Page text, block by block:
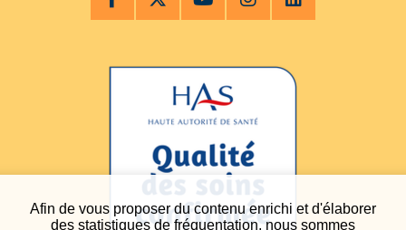
Afin de vous proposer du contenu enrichi et d'élaborer
des statistiques de fréquentation, nous sommes